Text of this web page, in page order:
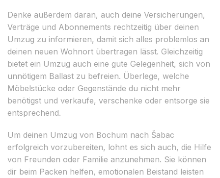
Denke außerdem daran, auch deine Versicherungen,
Verträge und Abonnements rechtzeitig über deinen
Umzug zu informieren, damit sich alles problemlos an
deinen neuen Wohnort übertragen lässt. Gleichzeitig
bietet ein Umzug auch eine gute Gelegenheit, sich von
unnötigem Ballast zu befreien. Überlege, welche
Möbelstücke oder Gegenstände du nicht mehr
benötigst und verkaufe, verschenke oder entsorge sie
entsprechend.
Um deinen Umzug von Bochum nach Šabac
erfolgreich vorzubereiten, lohnt es sich auch, die Hilfe
von Freunden oder Familie anzunehmen. Sie können
dir beim Packen helfen, emotionalen Beistand leisten